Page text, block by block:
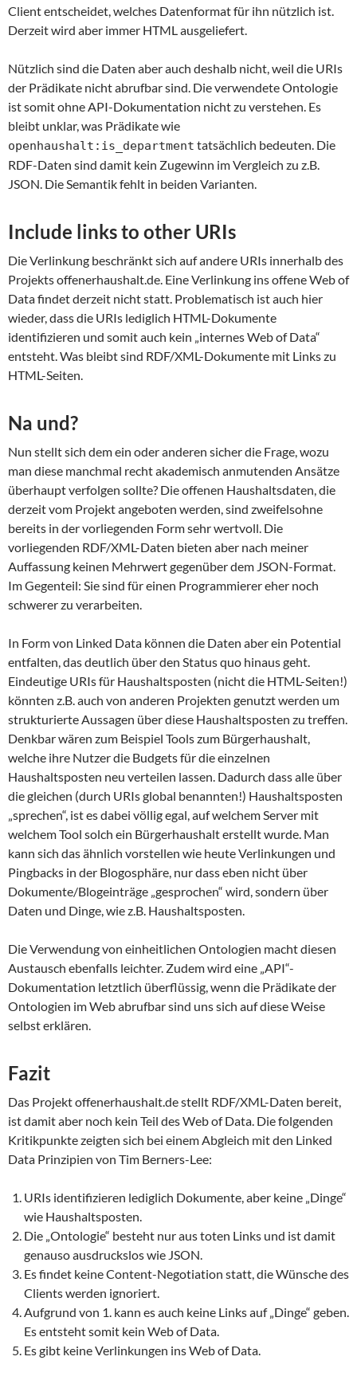
Client entscheidet, welches Datenformat für ihn nützlich ist.
Derzeit wird aber immer HTML ausgeliefert.
Nützlich sind die Daten aber auch deshalb nicht, weil die URIs
der Prädikate nicht abrufbar sind. Die verwendete Ontologie
ist somit ohne API-Dokumentation nicht zu verstehen. Es
bleibt unklar, was Prädikate wie
openhaushalt:is_department tatsächlich bedeuten. Die
RDF-Daten sind damit kein Zugewinn im Vergleich zu z.B.
JSON. Die Semantik fehlt in beiden Varianten.
Include links to other URIs
Die Verlinkung beschränkt sich auf andere URIs innerhalb des
Projekts offenerhaushalt.de. Eine Verlinkung ins offene Web of
Data findet derzeit nicht statt. Problematisch ist auch hier
wieder, dass die URIs lediglich HTML-Dokumente
identifizieren und somit auch kein „internes Web of Data“
entsteht. Was bleibt sind RDF/XML-Dokumente mit Links zu
HTML-Seiten.
Na und?
Nun stellt sich dem ein oder anderen sicher die Frage, wozu
man diese manchmal recht akademisch anmutenden Ansätze
überhaupt verfolgen sollte? Die offenen Haushaltsdaten, die
derzeit vom Projekt angeboten werden, sind zweifelsohne
bereits in der vorliegenden Form sehr wertvoll. Die
vorliegenden RDF/XML-Daten bieten aber nach meiner
Auffassung keinen Mehrwert gegenüber dem JSON-Format.
Im Gegenteil: Sie sind für einen Programmierer eher noch
schwerer zu verarbeiten.
In Form von Linked Data können die Daten aber ein Potential
entfalten, das deutlich über den Status quo hinaus geht.
Eindeutige URIs für Haushaltsposten (nicht die HTML-Seiten!)
könnten z.B. auch von anderen Projekten genutzt werden um
strukturierte Aussagen über diese Haushaltsposten zu treffen.
Denkbar wären zum Beispiel Tools zum Bürgerhaushalt,
welche ihre Nutzer die Budgets für die einzelnen
Haushaltsposten neu verteilen lassen. Dadurch dass alle über
die gleichen (durch URIs global benannten!) Haushaltsposten
„sprechen“, ist es dabei völlig egal, auf welchem Server mit
welchem Tool solch ein Bürgerhaushalt erstellt wurde. Man
kann sich das ähnlich vorstellen wie heute Verlinkungen und
Pingbacks in der Blogosphäre, nur dass eben nicht über
Dokumente/Blogeinträge „gesprochen“ wird, sondern über
Daten und Dinge, wie z.B. Haushaltsposten.
Die Verwendung von einheitlichen Ontologien macht diesen
Austausch ebenfalls leichter. Zudem wird eine „API“-
Dokumentation letztlich überflüssig, wenn die Prädikate der
Ontologien im Web abrufbar sind uns sich auf diese Weise
selbst erklären.
Fazit
Das Projekt offenerhaushalt.de stellt RDF/XML-Daten bereit,
ist damit aber noch kein Teil des Web of Data. Die folgenden
Kritikpunkte zeigten sich bei einem Abgleich mit den Linked
Data Prinzipien von Tim Berners-Lee:
URIs identifizieren lediglich Dokumente, aber keine „Dinge“
wie Haushaltsposten.
Die „Ontologie“ besteht nur aus toten Links und ist damit
genauso ausdruckslos wie JSON.
Es findet keine Content-Negotiation statt, die Wünsche des
Clients werden ignoriert.
Aufgrund von 1. kann es auch keine Links auf „Dinge“ geben.
Es entsteht somit kein Web of Data.
Es gibt keine Verlinkungen ins Web of Data.